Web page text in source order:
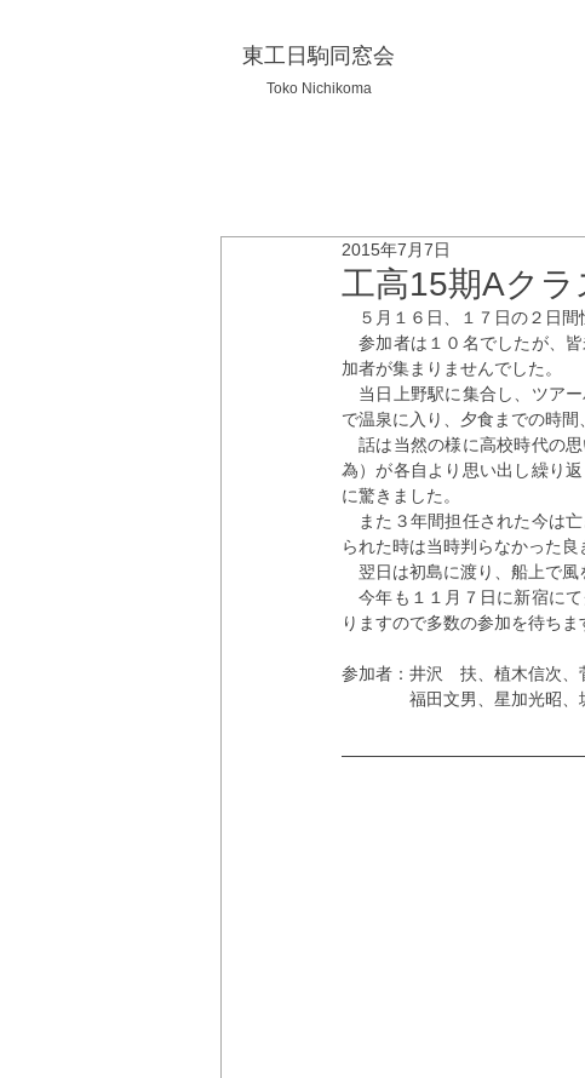
東工日駒同窓会
Toko Nichikoma
工高15期Aクラ
2015年7月7日
５月１６日、１７日の２日間
参加者は１０名でしたが、
加者が集まりませんでした。
当日上野駅に集合し、ツアー
で温泉に入り、夕食までの時間
話は当然の様に高校時代の
為）が各自より思い出し繰り
に驚きました。
また３年間担任された今は
られた時は当時判らなかっ
翌日は初島に渡り、船上で風
今年も１１月７日に新宿にて
りますので多数の参加を待ち
参加者：井沢　扶、植木信次
福田文男、星加光昭、堀